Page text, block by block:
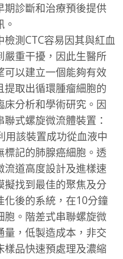
期診斷和治療預後提供
測CTC容易因其與紅血
嚴重干擾，因此生醫所
可以建立一個能夠有效
提取出循環腫瘤細胞的
床分析和學術研究。因
式螺旋微流體裝置：
用該裝置成功從血液中
標記的肺腺癌細胞。透
流道高度設計及進樣速
擬找到最佳的聚焦及分
化後的系統，在10分鐘
胞。階差式串聯螺旋微
量，低製造成本，非交
樣品快速預處理及濃縮